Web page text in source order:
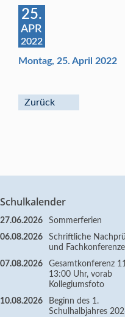
25.
APR
2022
Montag, 25. April 2022
Zurück
Schulkalender
27.06.2026
Sommerferien
06.08.2026
Schriftliche
und
07.08.2026
Gesamtkonferenz
13:00 Uhr, vorab
Kollegiumsfoto
10.08.2026
Beginn des 1.
Schulhalbjahres